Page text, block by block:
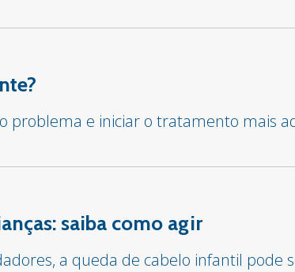
problema e iniciar o tratamento mais
saiba como agir
a queda de cabelo infantil pode